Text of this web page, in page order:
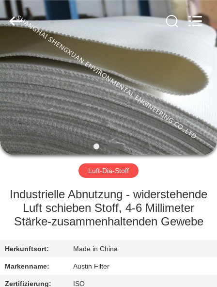
HAUS
PRODUKTE
ÜBER
UNS
FABRIK-
QUALITÄTSKONTROLLE
SIE
MIT
UNS
Co.,LTD.
All
Rights
Reserved.
Developed
Luft-Dia-Stoff
Industrielle Abnutzung - widerstehende
Luft schieben Stoff, 4-6 Millimeter
Stärke-zusammenhaltenden Gewebe
Herkunftsort: Made in China
Markenname: Austin Filter
Zertifizierung: ISO